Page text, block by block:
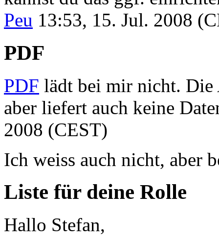
Peu 13:53, 15. Jul. 2008
PDF
PDF lädt bei mir nicht. Die
aber liefert auch keine
2008 (CEST)
Ich weiss auch nicht, aber
Liste für deine Rolle
Hallo Stefan,